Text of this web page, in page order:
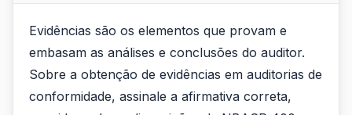
Evidências são os elementos que provam e
embasam as análises e conclusões do auditor.
Sobre a obtenção de evidências em auditorias de
conformidade, assinale a afirmativa correta,